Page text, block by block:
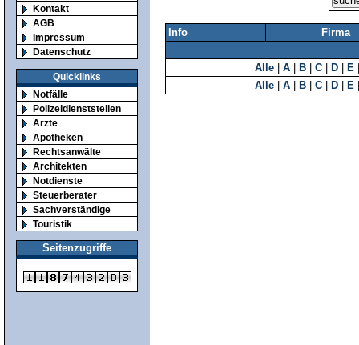
Kontakt
AGB
Impressum
Datenschutz
Quicklinks
Notfälle
Polizeidienststellen
Ärzte
Apotheken
Rechtsanwälte
Architekten
Notdienste
Steuerberater
Sachverständige
Touristik
Seitenzugriffe
Info Firma
Alle A B C D E
Alle
A B C D E